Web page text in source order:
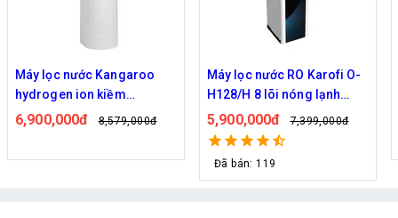
Máy lọc nước RO Karofi O-
H128/H 8 lõi nóng lạnh
uống trực tiếp
5,900,000đ 7,399,000đ
Đã bán: 119
Máy lọc nước Korihome
WPK-608 - 8 lõi cao cấp
3,900,000đ 4,969,000đ